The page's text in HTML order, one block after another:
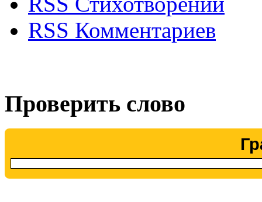
RSS Комментариев
Проверить слово